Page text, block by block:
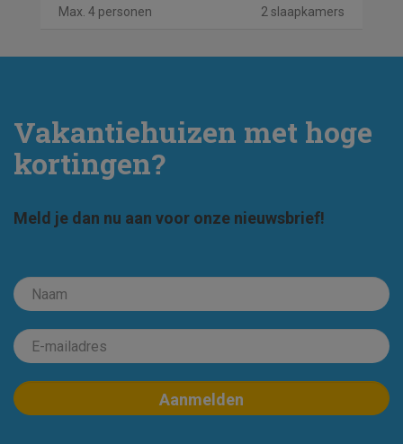
Max. 4 personen 2 slaapkamers
Vakantiehuizen met hoge
kortingen?
Meld je dan nu aan voor onze nieuwsbrief!